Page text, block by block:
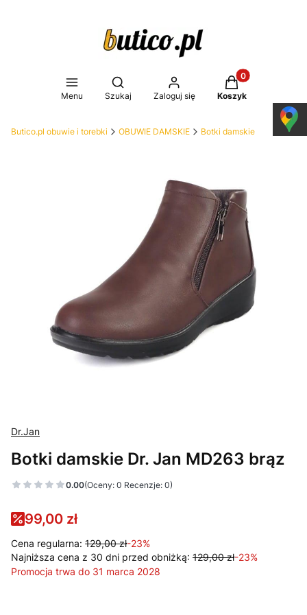
Menu
Otwórz wyszukiwarkę
Szukaj Zaloguj się
Produkty w
Koszyk
Butico.pl obuwie i torebki OBUWIE DAMSKIE Botki damskie
Dr.Jan
Botki damskie Dr. Jan MD263 brąz
0.00(Oceny: 0 Recenzje: 0)
99,00 zł
Cena regularna: 129,00 zł-23%
Najniższa cena z 30 dni przed obniżką: 129,00 zł-23%
Promocja trwa do 31 marca 2028